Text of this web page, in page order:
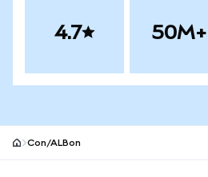
4.7 50M+
Con/ALBon